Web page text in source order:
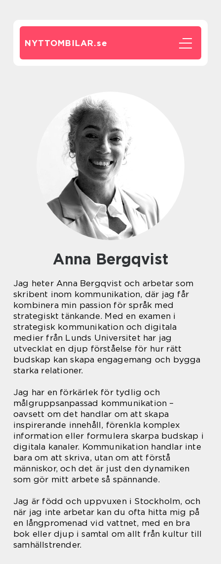
NYTTOMBILAR.se
Anna Bergqvist
Jag heter Anna Bergqvist och arbetar som
skribent inom kommunikation, där jag får
kombinera min passion för språk med
strategiskt tänkande. Med en examen i
strategisk kommunikation och digitala
medier från Lunds Universitet har jag
utvecklat en djup förståelse för hur rätt
budskap kan skapa engagemang och bygga
starka relationer.
Jag har en förkärlek för tydlig och
målgruppsanpassad kommunikation –
oavsett om det handlar om att skapa
inspirerande innehåll, förenkla komplex
information eller formulera skarpa budskap i
digitala kanaler. Kommunikation handlar inte
bara om att skriva, utan om att förstå
människor, och det är just den dynamiken
som gör mitt arbete så spännande.
Jag är född och uppvuxen i Stockholm, och
när jag inte arbetar kan du ofta hitta mig på
en långpromenad vid vattnet, med en bra
bok eller djup i samtal om allt från kultur till
samhällstrender.